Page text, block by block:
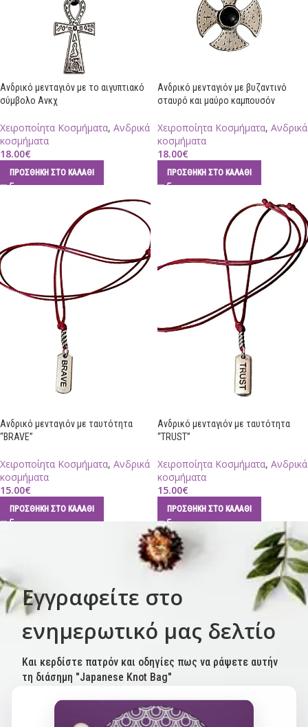
Ανδρικό μενταγιόν με το αιγυπτιακό
σύμβολο Ανκχ
Χειροποίητα Κοσμήματα, Ανδρικά
κοσμήματα
18.00€
ΠΡΟΣΘΉΚΗ ΣΤΟ ΚΑΛΆΘΙ
Ανδρικό μενταγιόν με βυζαντινό
σταυρό και μαύρο καμπουσόν
Χειροποίητα Κοσμήματα, Ανδρικά
κοσμήματα
18.00€
ΠΡΟΣΘΉΚΗ ΣΤΟ ΚΑΛΆΘΙ
Ανδρικό μενταγιόν με ταυτότητα
“BRAVE”
Χειροποίητα Κοσμήματα, Ανδρικά
κοσμήματα
15.00€
ΠΡΟΣΘΉΚΗ ΣΤΟ ΚΑΛΆΘΙ
Ανδρικό μενταγιόν με ταυτότητα
“TRUST”
Χειροποίητα Κοσμήματα, Ανδρικά
κοσμήματα
15.00€
ΠΡΟΣΘΉΚΗ ΣΤΟ ΚΑΛΆΘΙ
Εγγραφείτε στο
ενημερωτικό μας δελτίο
Και κερδίστε πατρόν και οδηγίες πως να ράψετε αυτήν
τη διάσημη "Japanese Knot Bag"